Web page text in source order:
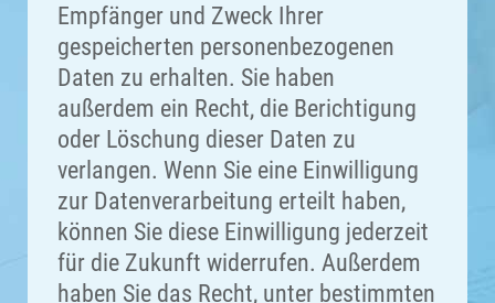
Empfänger und Zweck Ihrer
gespeicherten personenbezogenen
Daten zu erhalten. Sie haben
außerdem ein Recht, die Berichtigung
oder Löschung dieser Daten zu
verlangen. Wenn Sie eine Einwilligung
zur Datenverarbeitung erteilt haben,
können Sie diese Einwilligung jederzeit
für die Zukunft widerrufen. Außerdem
haben Sie das Recht, unter bestimmten